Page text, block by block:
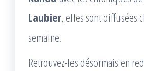
Laubier, elles sont diffusées
semaine.
Retrouvez-les désormais en